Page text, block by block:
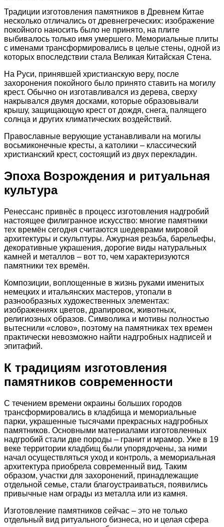
Традиции изготовления памятников в Древнем Китае
несколько отличались от древнегреческих: изображение
покойного наносить было не принято, на плите
выбивалось только имя умершего. Мемориальные плиты
с именами трансформировались в целые стены, одной из
которых впоследствии стала Великая Китайская Стена.
На Руси, принявшей христианскую веру, после
захоронения покойного было принято ставить на могилу
крест. Обычно он изготавливался из дерева, сверху
накрывался двумя досками, которые образовывали
крышу, защищающую крест от дождя, снега, палящего
солнца и других климатических воздействий.
Православные верующие устанавливали на могилы
восьмиконечные кресты, а католики – классический
христианский крест, состоящий из двух перекладин.
Эпоха Возрождения и ритуальная
культура
Ренессанс привнёс в процесс изготовления надгробий
настоящее филигранное искусство: многие памятники
тех времён сегодня считаются шедеврами мировой
архитектуры и скульптуры. Ажурная резьба, барельефы,
декоративные украшения, дорогие виды натуральных
камней и металлов – вот то, чем характеризуются
памятники тех времён.
Композиции, воплощенные в жизнь руками именитых
немецких и итальянских мастеров, утопали в
разнообразных художественных элементах:
изображениях цветов, драпировок, животных,
религиозных образов. Символика и мотивы полностью
вытеснили «слово», поэтому на памятниках тех времен
практически невозможно найти надгробных надписей и
эпитафий.
К традициям изготовления
памятников современности
С течением времени окраины больших городов
трансформировались в кладбища и мемориальные
парки, украшенные тысячами прекрасных надгробных
памятников. Основными материалами изготовленных
надгробий стали две породы – гранит и мрамор. Уже в 19
веке территории кладбищ были упорядочены, за ними
начал осуществляться уход и контроль, а мемориальная
архитектура приобрела современный вид. Таким
образом, участки для захоронений, принадлежащие
отдельной семье, стали благоустраиваться, появились
привычные нам ограды из металла или из камня.
Изготовление памятников сейчас – это не только
отдельный вид ритуального бизнеса, но и целая сфера